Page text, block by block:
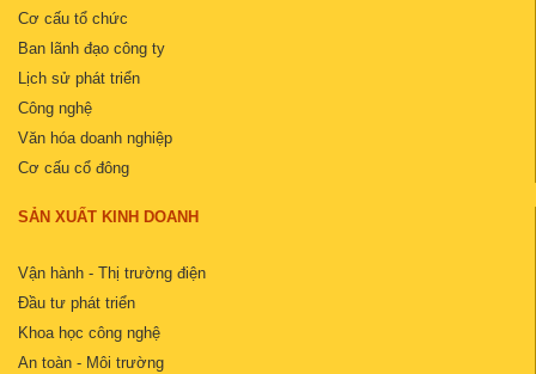
Cơ cấu tổ chức
Ban lãnh đạo công ty
Lịch sử phát triển
Công nghệ
Văn hóa doanh nghiệp
Cơ cấu cổ đông
SẢN XUẤT KINH DOANH
Vận hành - Thị trường điện
Đầu tư phát triển
Khoa học công nghệ
An toàn - Môi trường